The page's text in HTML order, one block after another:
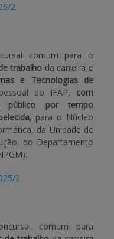
2
comum para o
trabalho da carreira e
e Tecnologias de
do IFAP, com
público por tempo
, para o Núcleo
da Unidade de
do Departamento
2
comum para